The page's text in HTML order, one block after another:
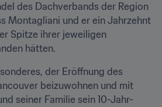
des Dachverbands der Region
Montagliani und er ein Jahrzehnt
Spitze ihrer jeweiligen
hätten.
der Eröffnung des
beizuwohnen und mit
seiner Familie sein 10-Jahr-